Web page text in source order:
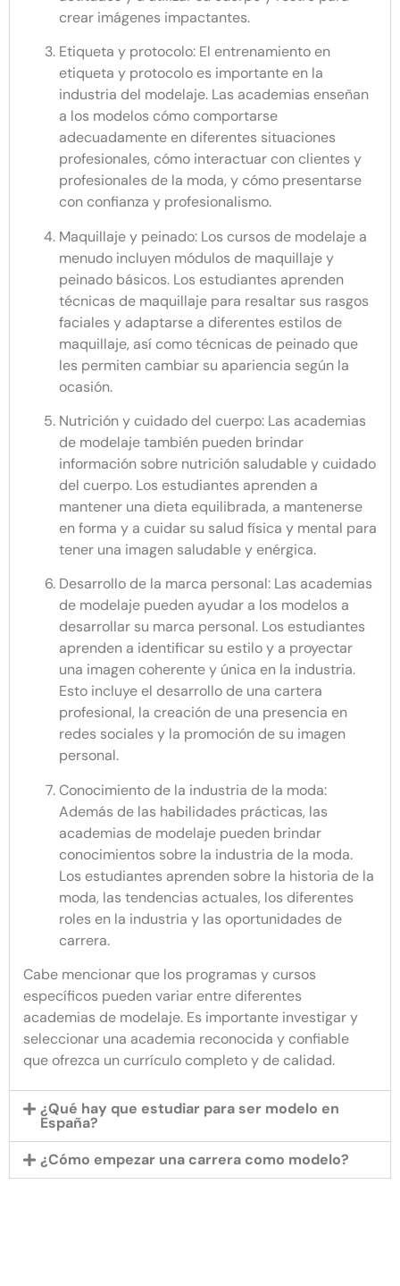
crear imágenes impactantes.
Etiqueta y protocolo: El entrenamiento en
etiqueta y protocolo es importante en la
industria del modelaje. Las academias enseñan
a los modelos cómo comportarse
adecuadamente en diferentes situaciones
profesionales, cómo interactuar con clientes y
profesionales de la moda, y cómo presentarse
con confianza y profesionalismo.
Maquillaje y peinado: Los cursos de modelaje a
menudo incluyen módulos de maquillaje y
peinado básicos. Los estudiantes aprenden
técnicas de maquillaje para resaltar sus rasgos
faciales y adaptarse a diferentes estilos de
maquillaje, así como técnicas de peinado que
les permiten cambiar su apariencia según la
ocasión.
Nutrición y cuidado del cuerpo: Las academias
de modelaje también pueden brindar
información sobre nutrición saludable y cuidado
del cuerpo. Los estudiantes aprenden a
mantener una dieta equilibrada, a mantenerse
en forma y a cuidar su salud física y mental para
tener una imagen saludable y enérgica.
Desarrollo de la marca personal: Las academias
de modelaje pueden ayudar a los modelos a
desarrollar su marca personal. Los estudiantes
aprenden a identificar su estilo y a proyectar
una imagen coherente y única en la industria.
Esto incluye el desarrollo de una cartera
profesional, la creación de una presencia en
redes sociales y la promoción de su imagen
personal.
Conocimiento de la industria de la moda:
Además de las habilidades prácticas, las
academias de modelaje pueden brindar
conocimientos sobre la industria de la moda.
Los estudiantes aprenden sobre la historia de la
moda, las tendencias actuales, los diferentes
roles en la industria y las oportunidades de
carrera.
Cabe mencionar que los programas y cursos
específicos pueden variar entre diferentes
academias de modelaje. Es importante investigar y
seleccionar una academia reconocida y confiable
que ofrezca un currículo completo y de calidad.
¿Qué hay que estudiar para ser modelo en
España?
¿Cómo empezar una carrera como modelo?